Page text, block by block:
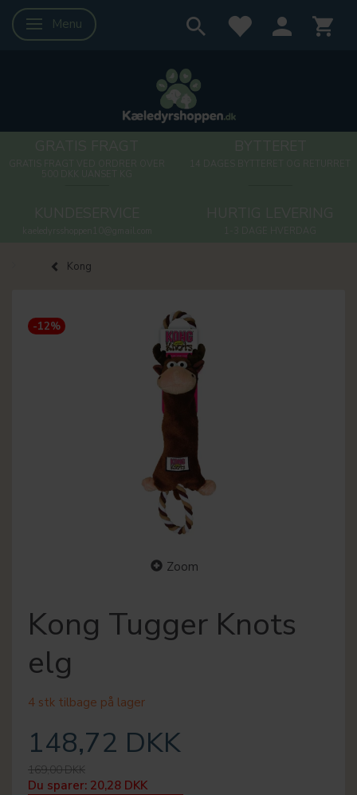
Skifte navigation
Menu
Kong
-12%
Zoom
Kong Tugger Knots
elg
4 stk tilbage på lager
148,72 DKK
169,00 DKK
Du sparer: 20,28 DKK